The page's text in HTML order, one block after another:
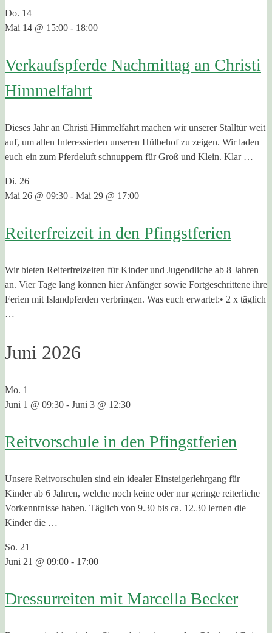
Do. 14
Mai 14 @ 15:00 - 18:00
Verkaufspferde Nachmittag an Christi
Himmelfahrt
Dieses Jahr an Christi Himmelfahrt machen wir unserer Stalltür weit
auf, um allen Interessierten unseren Hülbehof zu zeigen. Wir laden
euch ein zum Pferdeluft schnuppern für Groß und Klein. Klar …
Di. 26
Mai 26 @ 09:30 - Mai 29 @ 17:00
Reiterfreizeit in den Pfingstferien
Wir bieten Reiterfreizeiten für Kinder und Jugendliche ab 8 Jahren
an. Vier Tage lang können hier Anfänger sowie Fortgeschrittene ihre
Ferien mit Islandpferden verbringen. Was euch erwartet:• 2 x täglich
…
Juni 2026
Mo. 1
Juni 1 @ 09:30 - Juni 3 @ 12:30
Reitvorschule in den Pfingstferien
Unsere Reitvorschulen sind ein idealer Einsteigerlehrgang für
Kinder ab 6 Jahren, welche noch keine oder nur geringe reiterliche
Vorkenntnisse haben. Täglich von 9.30 bis ca. 12.30 lernen die
Kinder die …
So. 21
Juni 21 @ 09:00 - 17:00
Dressurreiten mit Marcella Becker